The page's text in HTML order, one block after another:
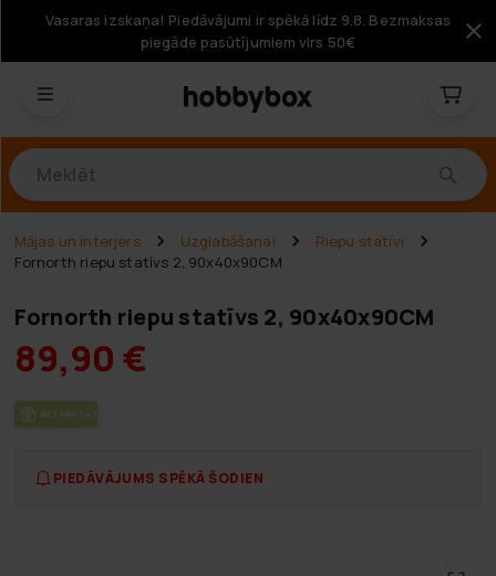
Vasaras izskaņa! Piedāvājumi ir spēkā līdz 9.8. Bezmaksas
piegāde pasūtījumiem virs 50€
Mājas un interjers Uzglabāšanai
Riepu statīvi
Fornorth riepu statīvs 2, 90x40x90CM
Fornorth riepu statīvs 2, 90x40x90CM
89,90 €
BEZ­MAK­SAS PIE­GĀ­DE
PIEDĀVĀJUMS SPĒKĀ ŠODIEN